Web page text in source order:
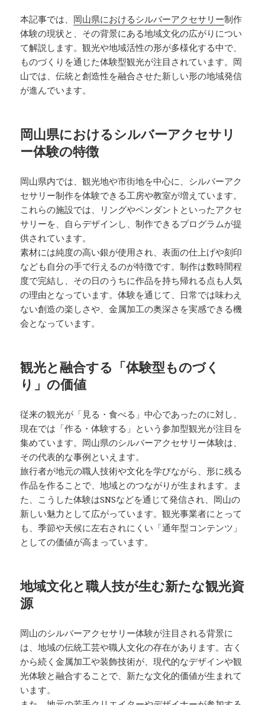
本記事では、 岡山県におけるシルバーアクセサリー制作
体験の現状と、その背景にある地域文化の広がりについ
て解説します。観光や地域活性の形が多様化する中で、
ものづくりを通じた体験型観光が注目されています。岡
山では、伝統と創造性を融合させた新しい形の地域発信
が進んでいます。
岡山県におけるシルバーアクセサリ
ー体験の特徴
岡山県内では、観光地や市街地を中心に、シルバーアク
セサリー制作を体験できる工房や教室が増えています。
これらの施設では、リングやペンダントといったアクセ
サリーを、自らデザインし、制作できるプログラムが提
供されています。
素材には純度の高い銀が使用され、表面の仕上げや刻印
なども自分の手で行えるのが特徴です。制作は数時間程
度で完結し、その日のうちに作品を持ち帰れる点も人気
の理由となっています。体験を通じて、日常では味わえ
ない創造の楽しさや、金属加工の奥深さを実感できる機
会となっています。
観光と融合する「体験型ものづく
り」の価値
従来の観光が「見る・食べる」中心であったのに対し、
現在では「作る・体験する」という参加型観光が注目を
集めています。岡山県のシルバーアクセサリー体験は、
その代表的な事例といえます。
旅行者が地元の職人技術や文化を学びながら、形に残る
作品を作ることで、地域とのつながりが生まれます。ま
た、こうした体験はSNSなどを通じて発信され、岡山の
新しい魅力として広がっています。観光事業者にとって
も、季節や天候に左右されにくい「通年型コンテンツ」
としての価値が高まっています。
地域文化と職人技が生む新たな観光資
源
岡山のシルバーアクセサリー体験が注目される背景に
は、地域の伝統工芸や職人文化の存在があります。古く
から続く金属加工や装飾技術が、現代的なデザインや観
光体験と融合することで、新たな文化的価値が生まれて
います。